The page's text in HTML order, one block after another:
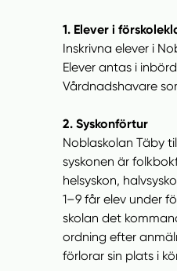
1. Elever i
Inskrivna elever i
Elever antas i
Vårdnadshavare
2. Syskonförtur
Noblaskolan Täby
syskonen är
helsyskon,
1–9 får elev under
skolan det
ordning efter
förlorar sin plats i